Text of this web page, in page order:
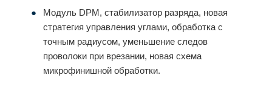
Модуль DPM, стабилизатор разряда, новая
стратегия управления углами, обработка с
точным радиусом, уменьшение следов
проволоки при врезании, новая схема
микрофинишной обработки.